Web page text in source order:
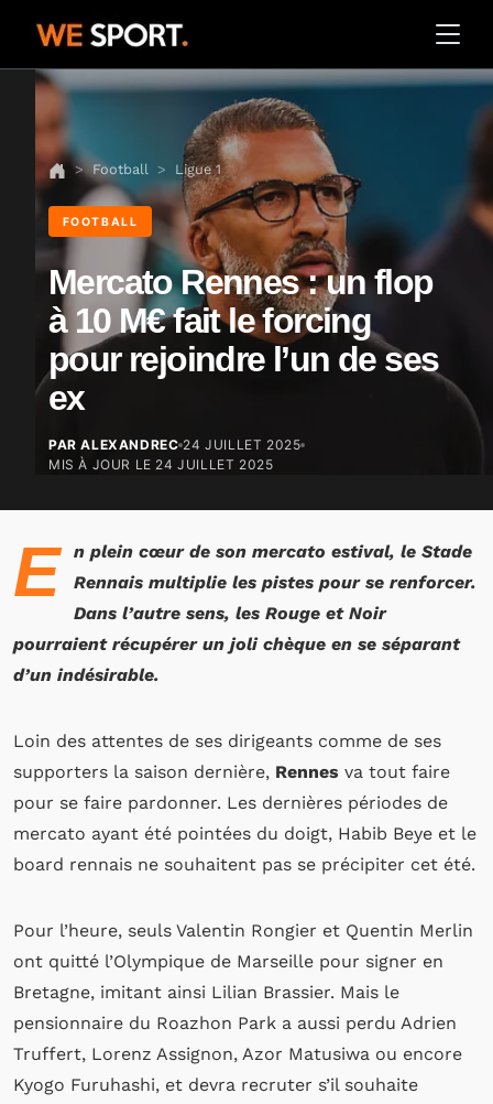
Football Ligue 1
FOOTBALL
Mercato Rennes : un flop
à 10 M€ fait le forcing
pour rejoindre l’un de ses
ex
PAR ALEXANDREC 24 JUILLET 2025
MIS À JOUR LE 24 JUILLET 2025
E
n plein cœur de son mercato estival, le Stade
Rennais multiplie les pistes pour se renforcer.
Dans l’autre sens, les Rouge et Noir
pourraient récupérer un joli chèque en se séparant
d’un indésirable.
Loin des attentes de ses dirigeants comme de ses
supporters la saison dernière, Rennes va tout faire
pour se faire pardonner. Les dernières périodes de
mercato ayant été pointées du doigt, Habib Beye et le
board rennais ne souhaitent pas se précipiter cet été.
Pour l’heure, seuls Valentin Rongier et Quentin Merlin
ont quitté l’Olympique de Marseille pour signer en
Bretagne, imitant ainsi Lilian Brassier. Mais le
pensionnaire du Roazhon Park a aussi perdu Adrien
Truffert, Lorenz Assignon, Azor Matusiwa ou encore
Kyogo Furuhashi, et devra recruter s’il souhaite